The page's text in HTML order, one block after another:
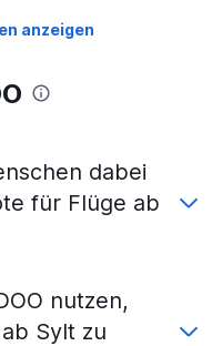
anzeigen
dabei
für Flüge ab
nutzen,
Sylt zu